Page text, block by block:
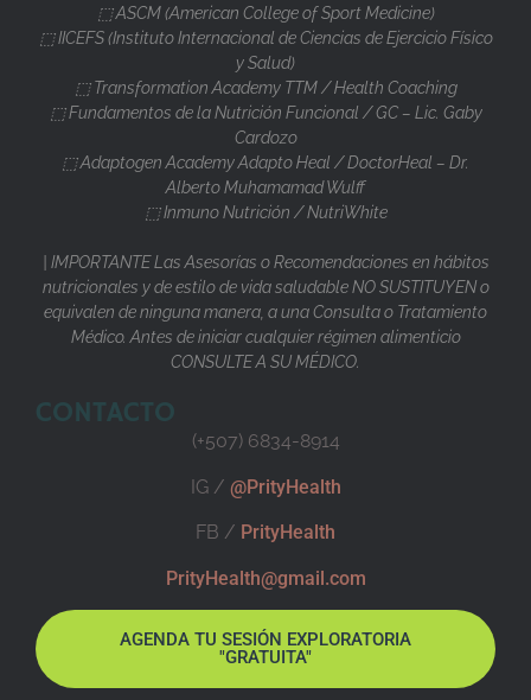
⬚ ASCM (American College of Sport Medicine)
⬚ IICEFS (Instituto Internacional de Ciencias de Ejercicio Físico
y Salud)
⬚ Transformation Academy TTM / Health Coaching
⬚ Fundamentos de la Nutrición Funcional / GC – Lic. Gaby
Cardozo
⬚ Adaptogen Academy Adapto Heal / DoctorHeal – Dr.
Alberto Muhamamad Wulff
⬚ Inmuno Nutrición / NutriWhite
| IMPORTANTE Las Asesorías o Recomendaciones en hábitos
nutricionales y de estilo de vida saludable NO SUSTITUYEN o
equivalen de ninguna manera, a una Consulta o Tratamiento
Médico. Antes de iniciar cualquier régimen alimenticio
CONSULTE A SU MÉDICO.
CONTACTO
(+507) 6834-8914
IG / @PrityHealth
FB / PrityHealth
PrityHealth@gmail.com
AGENDA TU SESIÓN EXPLORATORIA
"GRATUITA"